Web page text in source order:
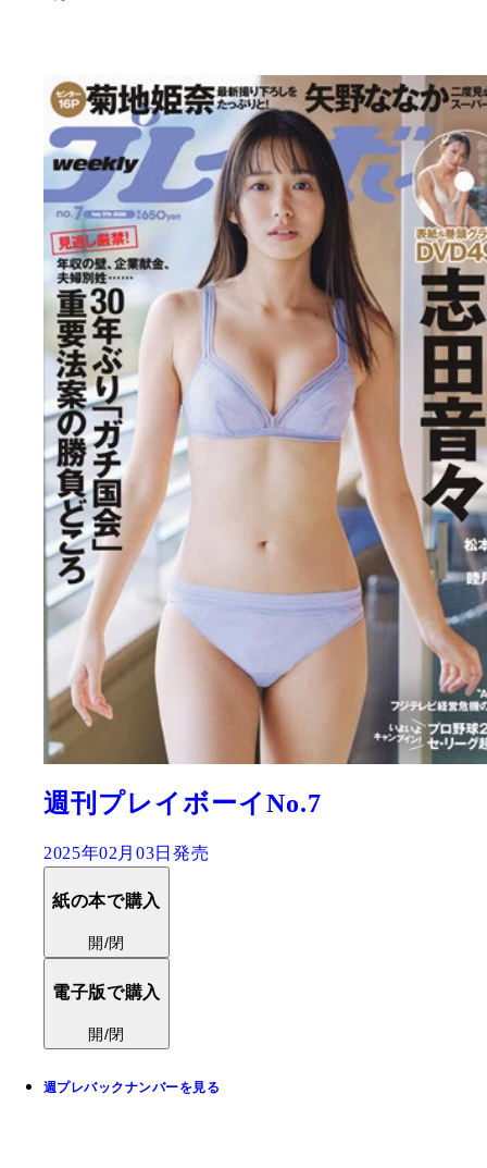
週刊プレイボーイNo.7
2025年02月03日発売
紙の本で購入
開/閉
電子版で購入
開/閉
週プレバックナンバーを見る